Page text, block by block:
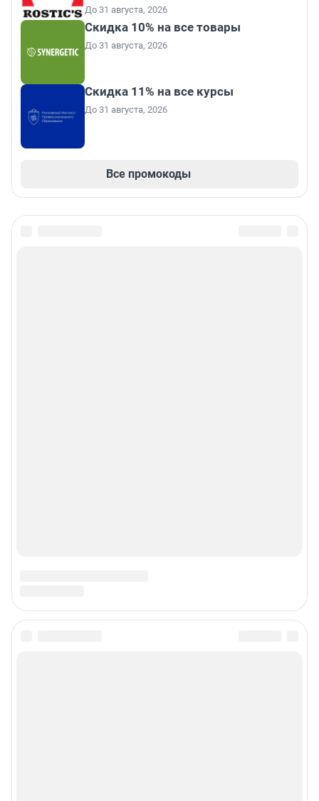
До 31 августа, 2026
Скидка 10% на все товары
До 31 августа, 2026
Скидка 11% на все курсы
До 31 августа, 2026
Все промокоды